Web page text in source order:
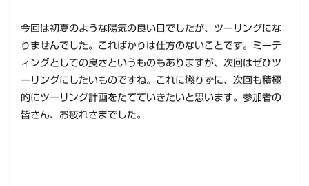
今回は初夏のような陽気の良い日でしたが、ツーリングにな
りませんでした。こればかりは仕方のないことです。ミーテ
ィングとしての良さというものもありますが、次回はぜひツ
ーリングにしたいものですね。これに懲りずに、次回も積極
的にツーリング計画をたてていきたいと思います。参加者の
皆さん、お疲れさまでした。